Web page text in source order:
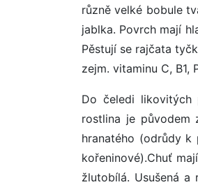
různě velké bobule
jablka. Povrch mají
Pěstují se rajčata
zejm. vitaminu C, B1,
Do čeledi likovitých
rostlina je původem
hranatého (odrůdy
kořeninové).Chuť
žlutobílá. Usušená